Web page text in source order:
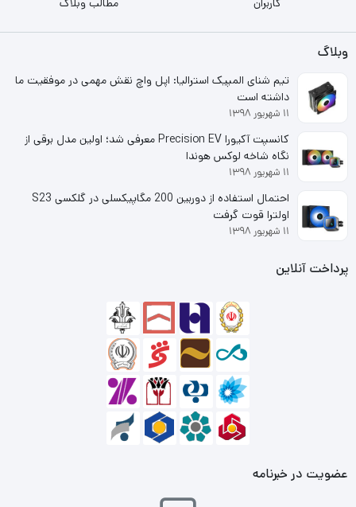
کاربران مطالب وبلاگ
وبلاگ
تیم شنای المپیک استرالیا: اپل واچ نقش مهمی در موفقیت ما
داشته است
۱۱ شهریور ۱۳۹۸
کانسپت آکیورا Precision EV معرفی شد؛ اولین مدل برقی از
نگاه شاخه لوکس هوندا
۱۱ شهریور ۱۳۹۸
احتمال استفاده از دوربین 200 مگاپیکسلی در گلکسی S23
اولترا قوت گرفت
۱۱ شهریور ۱۳۹۸
پرداخت آنلاین
عضویت در خبرنامه